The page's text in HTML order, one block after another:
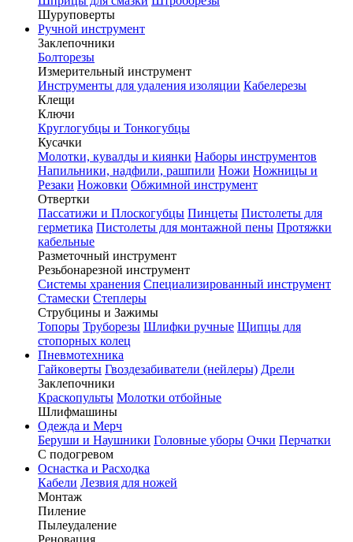
Шуруповерты
Ручной инструмент
Заклепочники
Болторезы
Измерительный инструмент
Инструменты для удаления изоляции Кабелерезы
Клещи
Ключи
Круглогубцы и Тонкогубцы
Кусачки
Молотки, кувалды и киянки Наборы инструментов
Напильники, надфили, рашпили Ножи Ножницы и
Резаки Ножовки Обжимной инструмент
Отвертки
Пассатижи и Плоскогубцы Пинцеты Пистолеты для
герметика Пистолеты для монтажной пены Протяжки
кабельные
Разметочный инструмент
Резьбонарезной инструмент
Системы хранения Специализированный инструмент
Стамески Степлеры
Струбцины и Зажимы
Топоры Труборезы Шлифки ручные Щипцы для
стопорных колец
Пневмотехника
Гайковерты Гвоздезабиватели (нейлеры) Дрели
Заклепочники
Краскопульты Молотки отбойные
Шлифмашины
Одежда и Мерч
Беруши и Наушники Головные уборы Очки Перчатки
С подогревом
Оснастка и Расходка
Кабели Лезвия для ножей
Монтаж
Пиление
Пылеудаление
Реновация